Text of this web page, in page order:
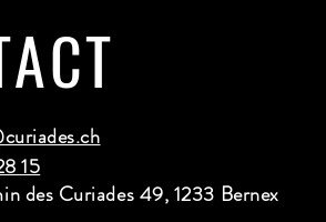
15
des Curiades 49, 1233 Bernex